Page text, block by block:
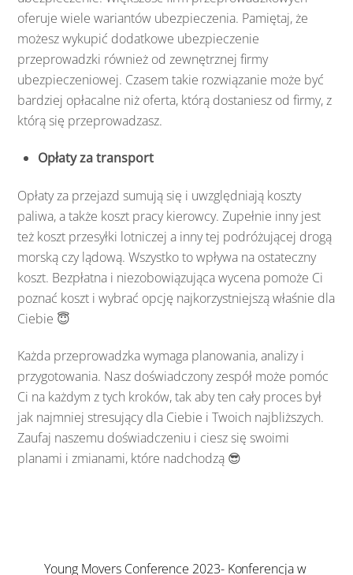
oferuje wiele wariantów ubezpieczenia. Pamiętaj, że
możesz wykupić dodatkowe ubezpieczenie
przeprowadzki również od zewnętrznej firmy
ubezpieczeniowej. Czasem takie rozwiązanie może być
bardziej opłacalne niż oferta, którą dostaniesz od firmy, z
którą się przeprowadzasz.
Opłaty za transport
Opłaty za przejazd sumują się i uwzględniają koszty
paliwa, a także koszt pracy kierowcy. Zupełnie inny jest
też koszt przesyłki lotniczej a inny tej podróżującej drogą
morską czy lądową. Wszystko to wpływa na ostateczny
koszt. Bezpłatna i niezobowiązująca wycena pomoże Ci
poznać koszt i wybrać opcję najkorzystniejszą właśnie dla
Ciebie 😇
Każda przeprowadzka wymaga planowania, analizy i
przygotowania. Nasz doświadczony zespół może pomóc
Ci na każdym z tych kroków, tak aby ten cały proces był
jak najmniej stresujący dla Ciebie i Twoich najbliższych.
Zaufaj naszemu doświadczeniu i ciesz się swoimi
planami i zmianami, które nadchodzą 😎
Young Movers Conference 2023- Konferencja w